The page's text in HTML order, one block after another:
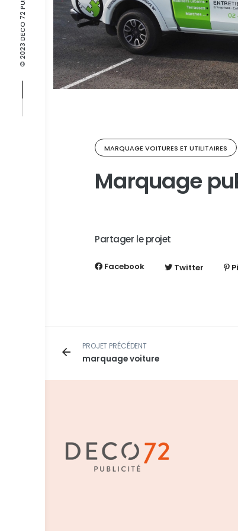
© 2023 DECO 72 PUBLICITE
MARQUAGE VOITURES ET UTILITAIRES
Marquage
Partager le projet
Facebook Twitter
PROJET PRÉCÉDENT
marquage voiture